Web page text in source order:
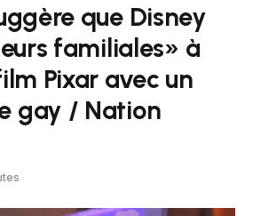
que Disney
familiales» à
Pixar avec un
gay / Nation